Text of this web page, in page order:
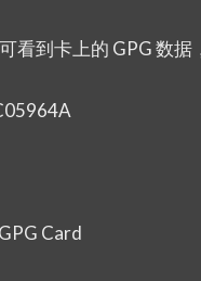
看到卡上的 GPG 数